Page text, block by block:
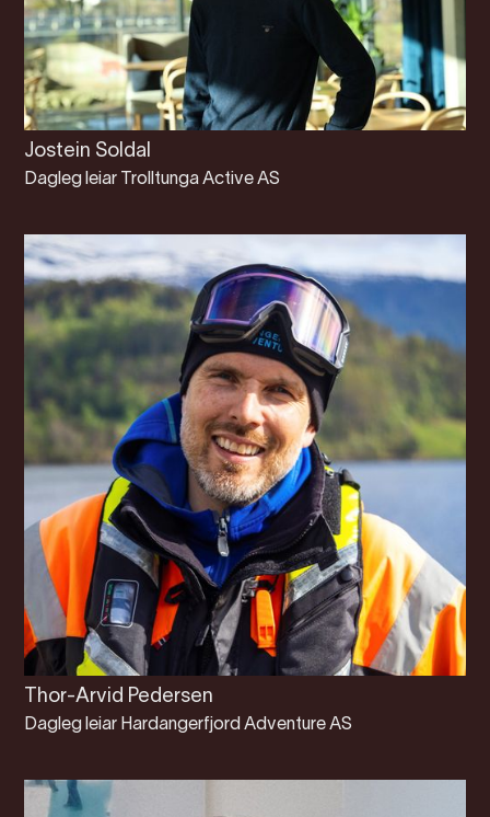
Jostein Soldal
Dagleg leiar Trolltunga Active AS
Thor-Arvid Pedersen
Dagleg leiar Hardangerfjord Adventure AS